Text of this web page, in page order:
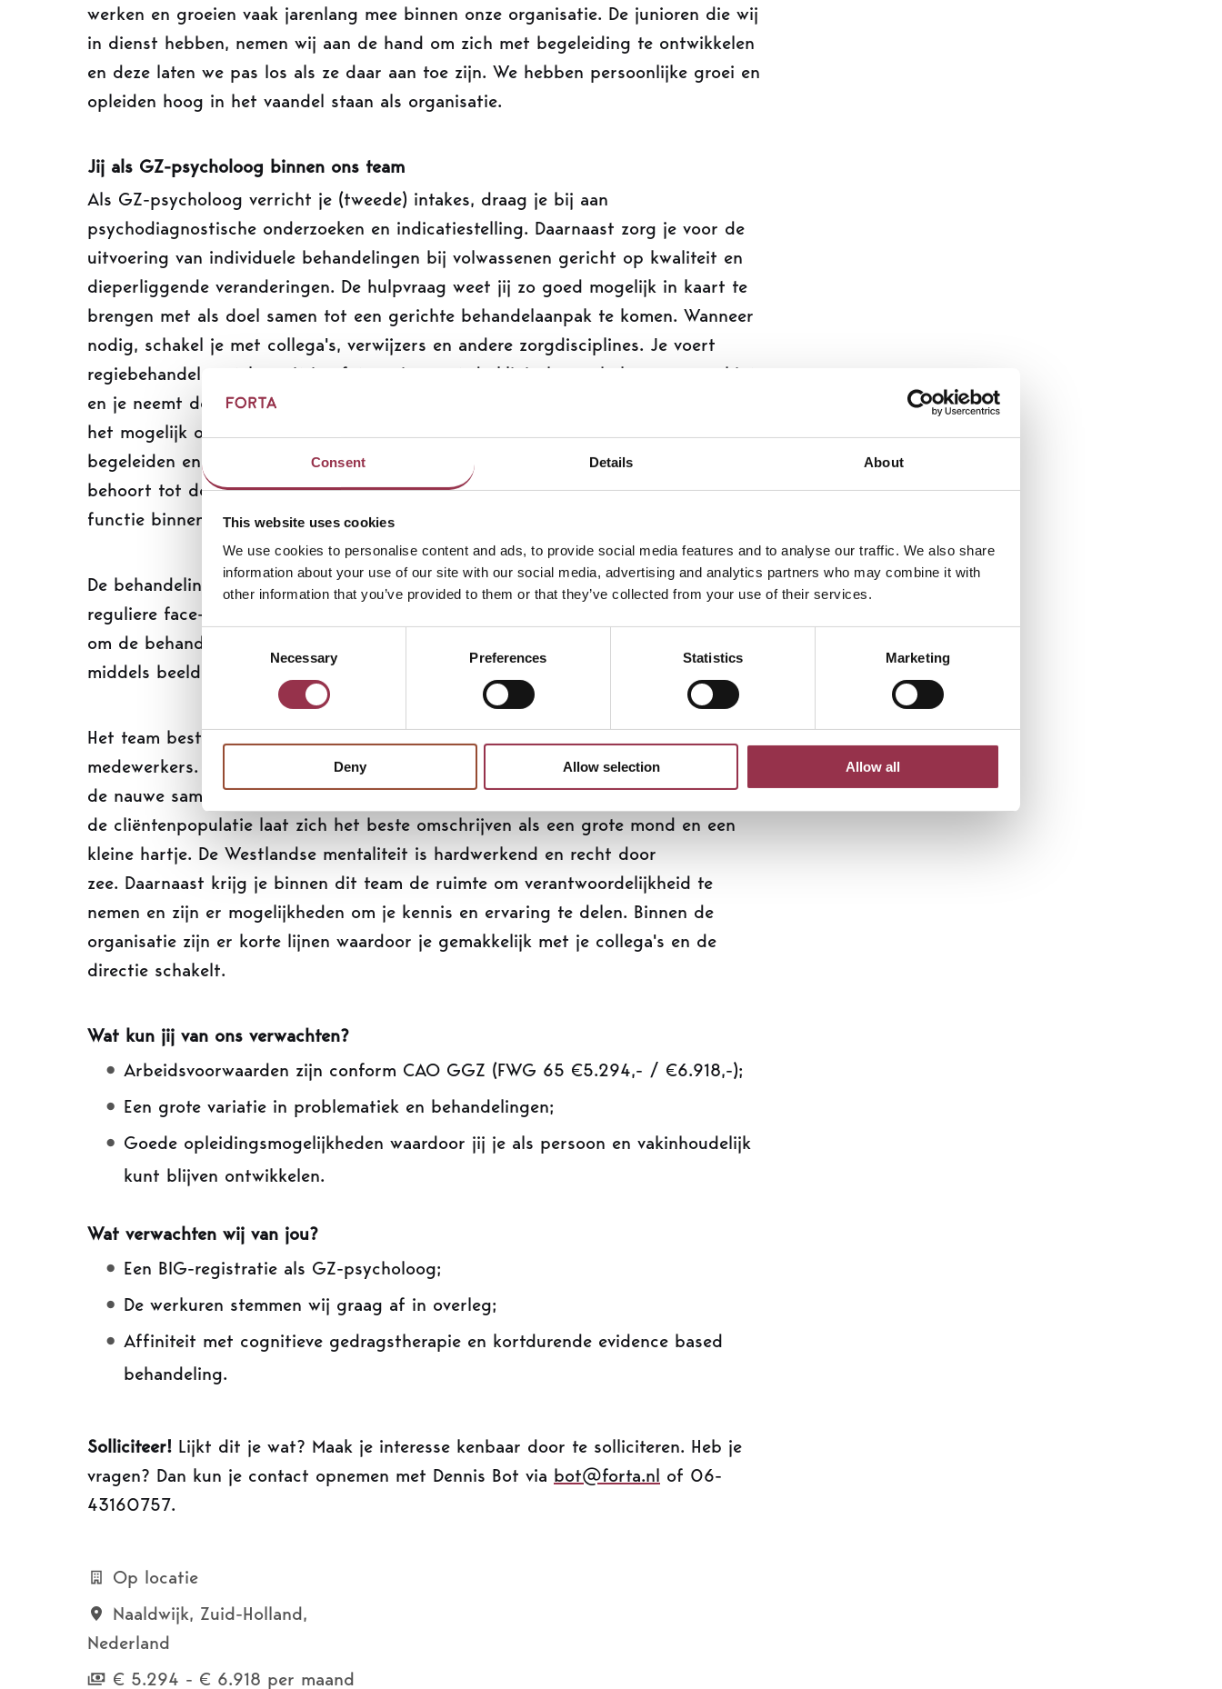
Consent Details About
This website uses cookies
We use cookies to personalise content and ads, to provide social media features and to analyse our traffic. We also share
information about your use of our site with our social media, advertising and analytics partners who may combine it with
other information that you’ve provided to them or that they’ve collected from your use of their services.
Consent
Necessary Preferences Statistics Marketing
Deny Allow selection Allow all
werken en groeien vaak jarenlang mee binnen onze organisatie. De junioren die wij
in dienst hebben, nemen wij aan de hand om zich met begeleiding te ontwikkelen
en deze laten we pas los als ze daar aan toe zijn. We hebben persoonlijke groei en
opleiden hoog in het vaandel staan als organisatie.
Jij als GZ-psycholoog binnen ons team
Als GZ-psycholoog verricht je (tweede) intakes, draag je bij aan
psychodiagnostische onderzoeken en indicatiestelling. Daarnaast zorg je voor de
uitvoering van individuele behandelingen bij volwassenen gericht op kwaliteit en
dieperliggende veranderingen. De hulpvraag weet jij zo goed mogelijk in kaart te
brengen met als doel samen tot een gerichte behandelaanpak te komen. Wanneer
nodig, schakel je met collega's, verwijzers en andere zorgdisciplines. Je voert
regiebehandelaar taken uit in afstemming met de klinisch psycholoog en psychiater
en je neemt deel aan overleggen en intervisie. Wanneer je hier interesse in hebt is
het mogelijk om één dag in de week psychodiagnostiek te doen. Het ondersteunen,
begeleiden en superviseren van junior therapeuten en/of psychologen in opleiding
behoort tot de mogelijkheden. Een combinatiefunctie als docent of een andere
functie binnen Forta behoort tot de mogelijkheden.
De behandelingen zijn kort wanneer dit kan en langer waar nodig. Naast de
reguliere face-to-face behandelingen hebben wij ook de mogelijkheid voor cliënten
om de behandeling digitaal te volgen. Cliënten werken met een behandelaar
middels beeldbellen en therapieland (E-health) aan hun behandeldoelen.
Het team bestaat uit elf behandelaren en is een mix van junior, medior en senior
medewerkers. De collega's kenmerken zich door hun oprechte interesse in elkaar en
de nauwe samenwerking. Voor wie niet zelf uit het Westland komt; de cultuur van
de cliëntenpopulatie laat zich het beste omschrijven als een grote mond en een
kleine hartje. De Westlandse mentaliteit is hardwerkend en recht door
zee. Daarnaast krijg je binnen dit team de ruimte om verantwoordelijkheid te
nemen en zijn er mogelijkheden om je kennis en ervaring te delen. Binnen de
organisatie zijn er korte lijnen waardoor je gemakkelijk met je collega's en de
directie schakelt.
Wat kun jij van ons verwachten?
Arbeidsvoorwaarden zijn conform CAO GGZ (FWG 65 €5.294,- / €6.918,-);
Een grote variatie in problematiek en behandelingen;
Goede opleidingsmogelijkheden waardoor jij je als persoon en vakinhoudelijk
kunt blijven ontwikkelen.
Wat verwachten wij van jou?
Een BIG-registratie als GZ-psycholoog;
De werkuren stemmen wij graag af in overleg;
Affiniteit met cognitieve gedragstherapie en kortdurende evidence based
behandeling.
Solliciteer! Lijkt dit je wat? Maak je interesse kenbaar door te solliciteren. Heb je
vragen? Dan kun je contact opnemen met Dennis Bot via bot@forta.nl of 06-
43160757.
Op locatie
Naaldwijk, Zuid-Holland,
Nederland
€ 5.294 - € 6.918 per maand